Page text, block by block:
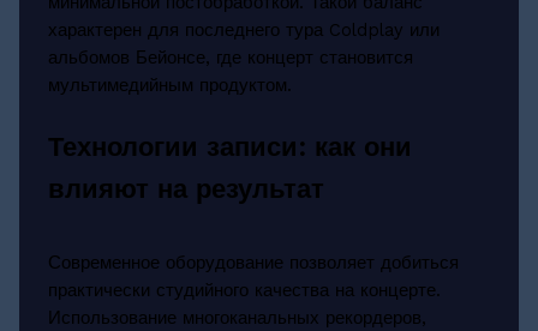
характерен для последнего тура Coldplay или
альбомов Бейонсе, где концерт становится
мультимедийным продуктом.
Технологии записи: как они
влияют на результат
Современное оборудование позволяет добиться
практически студийного качества на концерте.
Использование многоканальных рекордеров,